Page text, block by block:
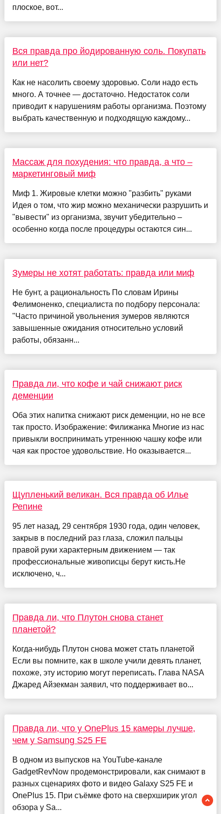
плоское, вот...
Вся правда про йодированную соль. Покупать
или нет?
Как не насолить своему здоровью. Соли надо есть
много. А точнее — достаточно. Недостаток соли
приводит к нарушениям работы организма. Поэтому
выбрать качественную и подходящую каждому...
Массаж для похудения: что правда, а что –
маркетинговый миф
Миф 1. Жировые клетки можно "разбить" руками
Идея о том, что жир можно механически разрушить и
"вывести" из организма, звучит убедительно –
особенно когда после процедуры остаются син...
Зумеры не хотят работать: правда или миф
Не бунт, а рациональность По словам Ирины
Фелимоненко, специалиста по подбору персонала:
"Часто причиной увольнения зумеров являются
завышенные ожидания относительно условий
работы, обязанн...
Правда ли, что кофе и чай снижают риск
деменции
Оба этих напитка снижают риск деменции, но не все
так просто. Изображение: Филижанка Многие из нас
привыкли воспринимать утреннюю чашку кофе или
чая как простое удовольствие. Но оказывается...
Щупленький великан. Вся правда об Илье
Репине
95 лет назад, 29 сентября 1930 года, один человек,
закрыв в последний раз глаза, сложил пальцы
правой руки характерным движением — так
профессиональные живописцы берут кисть.Не
исключено, ч...
Правда ли, что Плутон снова станет
планетой?
Когда-нибудь Плутон снова может стать планетой
Если вы помните, как в школе учили девять планет,
похоже, эту историю могут переписать. Глава NASA
Джаред Айзекман заявил, что поддерживает во...
Правда ли, что у OnePlus 15 камеры лучше,
чем у Samsung S25 FE
В одном из выпусков на YouTube-канале
GadgetRevNow продемонстрировали, как снимают в
разных сценариях фото и видео Galaxy S25 FE и
OnePlus 15. При съёмке фото на сверхширик угол
обзора у Sa...